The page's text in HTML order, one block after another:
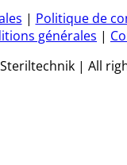
| Politique de
générales |
| All